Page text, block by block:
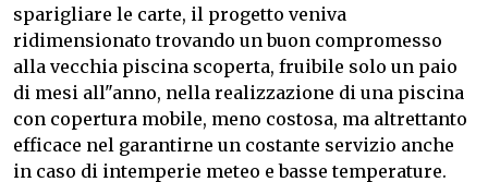
sparigliare le carte, il progetto veniva
ridimensionato trovando un buon compromesso
alla vecchia piscina scoperta, fruibile solo un paio
di mesi all"anno, nella realizzazione di una piscina
con copertura mobile, meno costosa, ma altrettanto
efficace nel garantirne un costante servizio anche
in caso di intemperie meteo e basse temperature.